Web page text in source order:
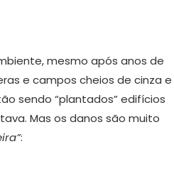
mesmo após anos de
e campos cheios de cinza e
sendo “plantados” edifícios
Mas os danos são muito
: